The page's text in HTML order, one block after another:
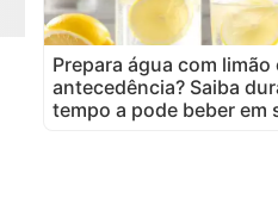
Prepara água com limão
antecedência? Saiba
tempo a pode beber em